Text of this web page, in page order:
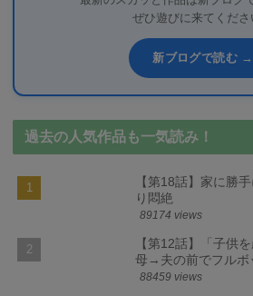
ぜひ遊びに来てくださ
新ブログで読む →
過去の人気作品も一気読み！
【第18話】家に勝
り悶絶
89174 views
【第12話】「子供
母→夫の前でフルボ
88459 views